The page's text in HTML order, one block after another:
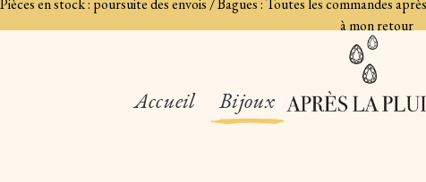
en stock : poursuite des envois / Bagues : Toutes les commandes
à mon retour
Accueil Bijoux